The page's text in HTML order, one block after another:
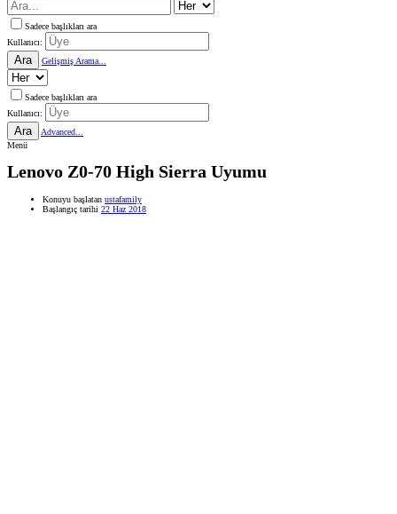
Sadece başlıkları ara
Kullanıcı:
Ara Gelişmiş Arama...
Sadece başlıkları ara
Kullanıcı:
Ara
Advanced...
Menü
Lenovo Z0-70 High Sierra Uyumu
Konuyu başlatan ustafamily
Başlangıç tarihi 22 Haz 2018